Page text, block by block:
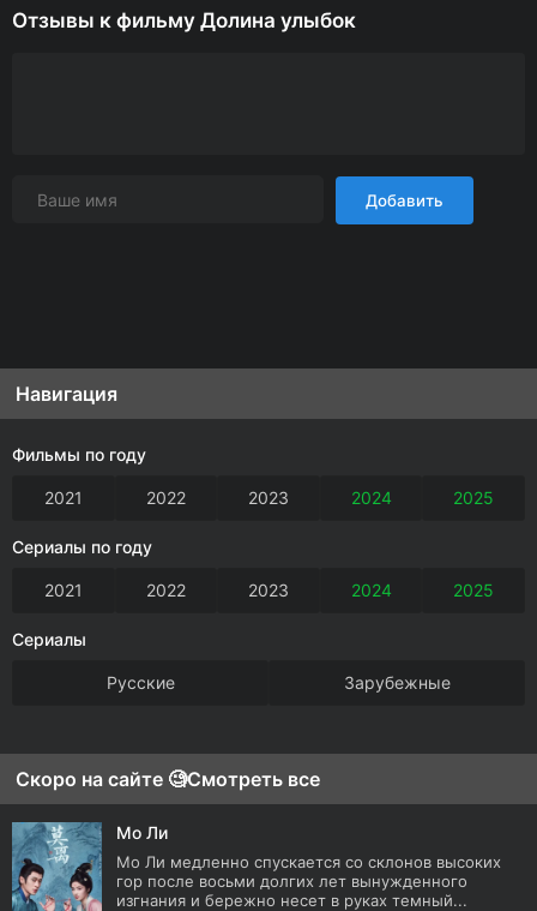
Отзывы к фильму Долина улыбок
Добавить
Навигация
Фильмы по году
2021 2022 2023 2024 2025
Сериалы по году
2021 2022 2023 2024 2025
Сериалы
Русские Зарубежные
Скоро на сайте 🧐Смотреть все
Мо Ли
Мо Ли медленно спускается со склонов высоких
гор после восьми долгих лет вынужденного
изгнания и бережно несет в руках темный...